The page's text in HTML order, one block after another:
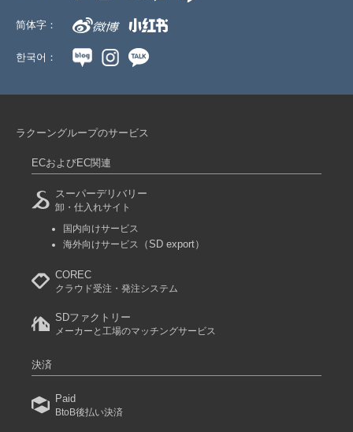
简体字：
한국어：
ラクーングループのサービス
ECおよびEC関連
スーパーデリバリー
卸・仕入れサイト
国内向けサービス
海外向けサービス
（SD export）
COREC
クラウド受注・発注システム
SDファクトリー
メーカーと工場のマッチングサービス
決済
Paid
BtoB後払い決済